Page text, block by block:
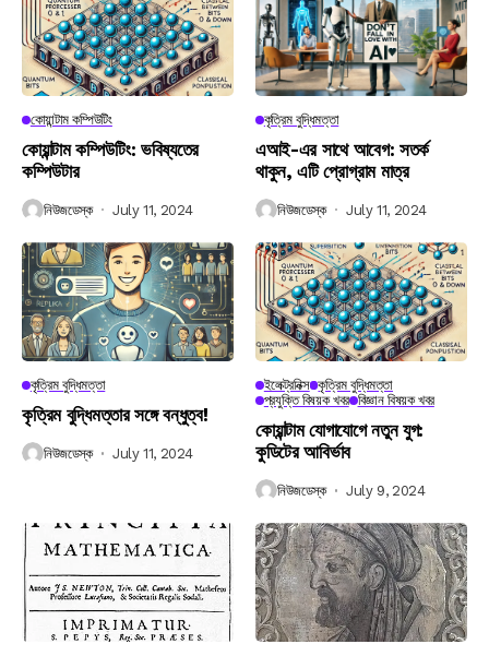
কোয়ান্টাম কম্পিউটিং
কোয়ান্টাম কম্পিউটিং: ভবিষ্যতের
কম্পিউটার
নিউজডেস্ক July 11, 2024
কৃত্রিম বুদ্ধিমত্তা
এআই-এর সাথে আবেগ: সতর্ক
থাকুন, এটি প্রোগ্রাম মাত্র
নিউজডেস্ক July 11, 2024
কৃত্রিম বুদ্ধিমত্তা
কৃত্রিম বুদ্ধিমত্তার সঙ্গে বন্ধুত্ব!
নিউজডেস্ক July 11, 2024
ইলেক্ট্রনিক্স কৃত্রিম বুদ্ধিমত্তা
প্রযুক্তি বিষয়ক খবর বিজ্ঞান বিষয়ক খবর
কোয়ান্টাম যোগাযোগে নতুন যুগ:
কুডিটের আবির্ভাব
নিউজডেস্ক July 9, 2024